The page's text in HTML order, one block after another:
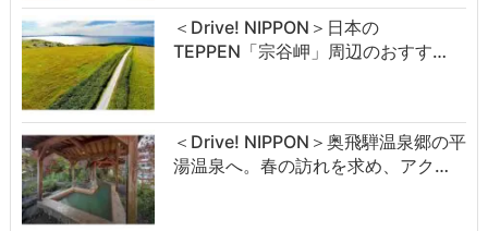
＜Drive! NIPPON＞日本の
TEPPEN「宗谷岬」周辺のおすす…
＜Drive! NIPPON＞奥飛騨温泉郷の平
湯温泉へ。春の訪れを求め、アク…